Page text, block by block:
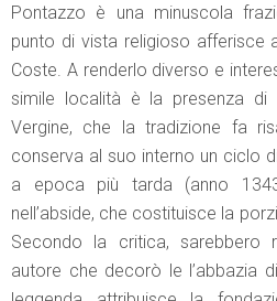
Pontazzo è una minuscola
punto di vista religioso afferisce
Coste. A renderlo diverso e
simile località è la presenza
Vergine, che la tradizione fa
conserva al suo interno un ciclo
a epoca più tarda (anno
nell’abside, che costituisce la
Secondo la critica, sarebbero
autore che decorò le l’abbazia